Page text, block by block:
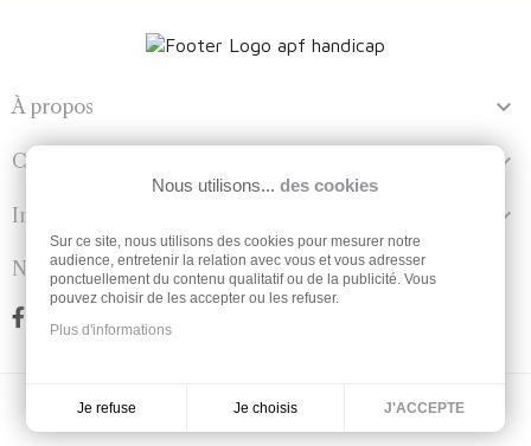
Nous suivre
À propos 
Contact 
Informations 
Nous utilisons... des cookies
Sur ce site, nous utilisons des cookies pour mesurer notre
audience, entretenir la relation avec vous et vous adresser
ponctuellement du contenu qualitatif ou de la publicité. Vous
pouvez choisir de les accepter ou les refuser.
Plus d'informations
Je refuse Je choisis J'ACCEPTE
RéalisationDream me up